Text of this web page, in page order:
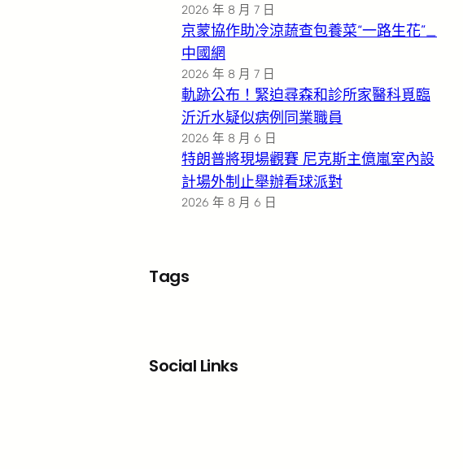
2026 年 8 月 7 日
京蒙協作助冷涼蔬查包養菜“一路生花”_
中國網
2026 年 8 月 7 日
軌跡公布！緊迫尋森和診所家醫科覓臨
沂沂水疑似病例同業職員
2026 年 8 月 6 日
特朗普將現場觀賽 尼克斯主億嵐室內設
計場外制止舉辦看球派對
2026 年 8 月 6 日
Tags
Social Links